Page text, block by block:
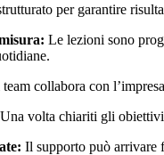
per garantire
Le lezioni sono
collabora con
Una volta chiariti gli
Il supporto può arrivare